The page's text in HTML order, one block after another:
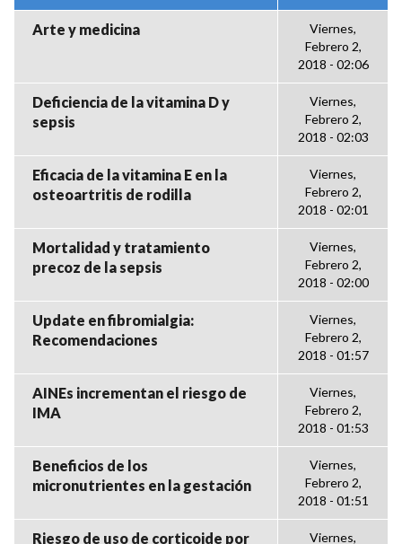
Arte y medicina
Viernes,
Febrero 2,
2018 - 02:06
Deficiencia de la vitamina D y
sepsis
Viernes,
Febrero 2,
2018 - 02:03
Eficacia de la vitamina E en la
osteoartritis de rodilla
Viernes,
Febrero 2,
2018 - 02:01
Mortalidad y tratamiento
precoz de la sepsis
Viernes,
Febrero 2,
2018 - 02:00
Update en fibromialgia:
Recomendaciones
Viernes,
Febrero 2,
2018 - 01:57
AINEs incrementan el riesgo de
IMA
Viernes,
Febrero 2,
2018 - 01:53
Beneficios de los
micronutrientes en la gestación
Viernes,
Febrero 2,
2018 - 01:51
Riesgo de uso de corticoide por
Viernes,